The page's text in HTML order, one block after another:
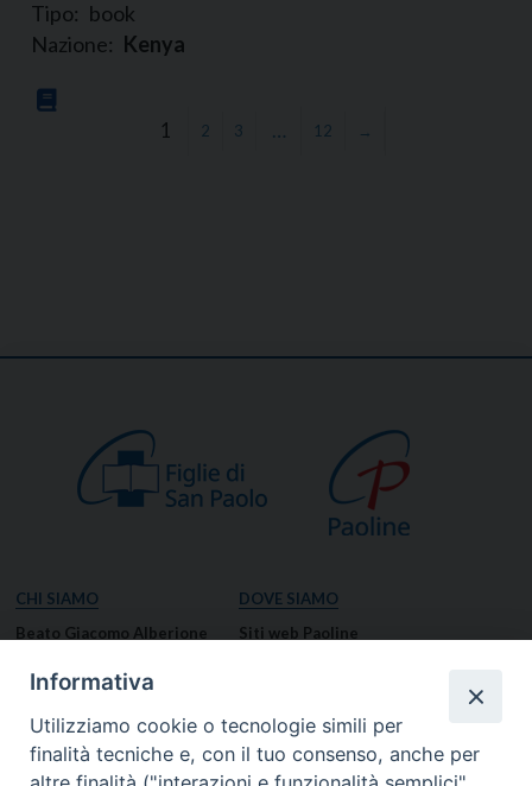
Tipo: book
Nazione: Kenya
1 2 3 … 12 →
CHI SIAMO
Beato Giacomo Alberione
Missione Paolina
Luoghi delle Origini
DOVE SIAMO
Siti web Paoline
Notizie dal governo generale
Notizie in breve
Informativa
Utilizziamo cookie o tecnologie simili per
finalità tecniche e, con il tuo consenso, anche per